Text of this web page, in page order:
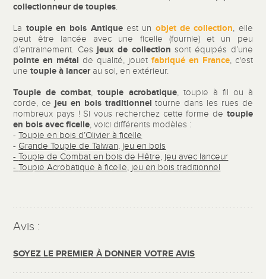
collectionneur de toupies.
La toupie en bois Antiqueest un objet de collection, elle
peut être lancée avec une ficelle (fournie) et un peu
d’entrainement. Ces jeux de collection sont équipés d’une
pointe en métal de qualité, jouet fabriqué en France, c'est
unetoupie à lancer au sol, en extérieur.
Toupie de combat,toupie acrobatique, toupie à fil ou à
corde, ce jeu en bois traditionnel tourne dans les rues de
nombreux pays ! Si vous recherchez cette forme de toupie
en bois avec ficelle, voici différents modèles :
-Toupie en bois d’Olivier à ficelle
- Grande Toupie de Taiwan, jeu en bois
-Toupie de Combat en bois de Hêtre, jeu avec lanceur
-Toupie Acrobatique à ficelle, jeu en bois traditionnel
Avis :
SOYEZ LE PREMIER À DONNER VOTRE AVIS